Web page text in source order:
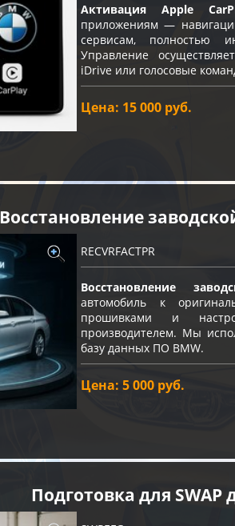
Активация Apple
приложениям —
сервисам, полностью
Управление
iDrive или голосовые
Цена: 15 000 руб.
Восстановление
RECVRFACTPR
Восстановление
автомобиль к
прошивками и
производителем. Мы
базу данных ПО BMW.
Цена: 5 000 руб.
Подготовка для SWAP